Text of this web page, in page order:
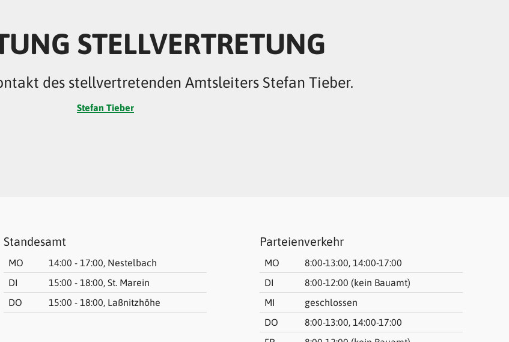
STELLVERTRETUNG
des stellvertretenden Amtsleiters Stefan Tieber.
Stefan Tieber
Standesamt
MO
14:00 - 17:00, Nestelbach
DI
15:00 - 18:00, St. Marein
DO
15:00 - 18:00, Laßnitzhöhe
Parteienverkehr
MO
8:00-13:00, 14:00-17:00
DI
8:00-12:00 (kein Bauamt)
MI
geschlossen
DO
8:00-13:00, 14:00-17:00